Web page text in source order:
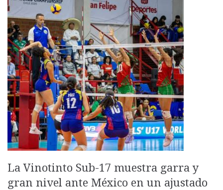
La Vinotinto Sub-17 muestra garra y
gran nivel ante México en un ajustado